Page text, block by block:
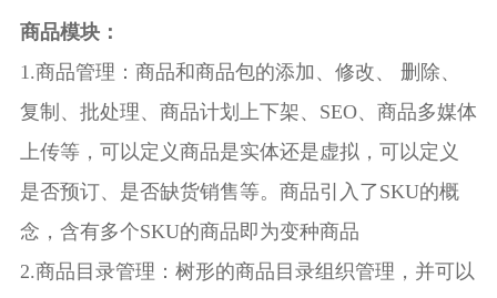
商品模块：
1.商品管理：商品和商品包的添加、修改、 删除、
复制、批处理、商品计划上下架、SEO、商品多媒体
上传等，可以定义商品是实体还是虚拟，可以定义
是否预订、是否缺货销售等。商品引入了SKU的概
念，含有多个SKU的商品即为变种商品
2.商品目录管理：树形的商品目录组织管理，并可以